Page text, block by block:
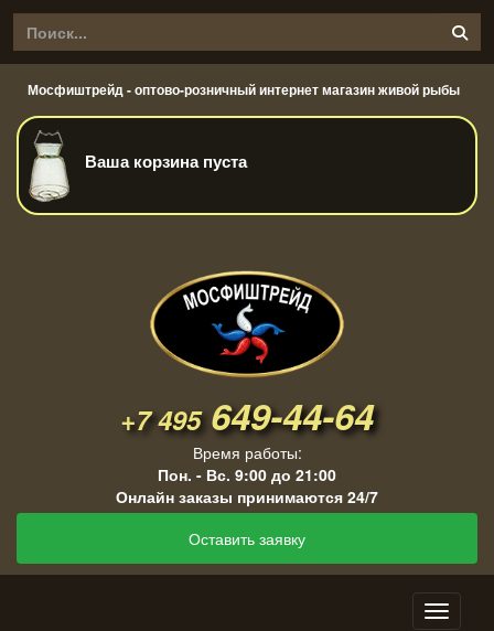
Мосфиштрейд - оптово-розничный интернет магазин живой рыбы
Ваша корзина пуста
+7 495649-44-64
Время работы:
Пон. - Вс. 9:00 до 21:00
Онлайн заказы принимаются 24/7
Оставить заявку